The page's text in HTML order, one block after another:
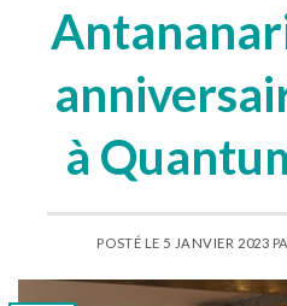
à
POSTÉ LE 5 JANVIER 2023